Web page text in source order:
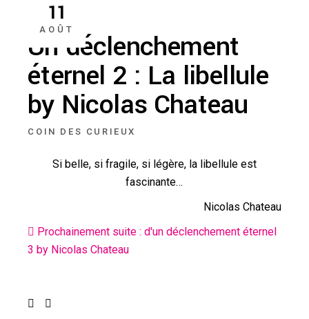
11
AOÛT
Un déclenchement
éternel 2 : La libellule
by Nicolas Chateau
COIN DES CURIEUX
Si belle, si fragile, si légère, la libellule est
fascinante…
Nicolas Chateau
Prochainement suite : d'un déclenchement éternel
3 by Nicolas Chateau